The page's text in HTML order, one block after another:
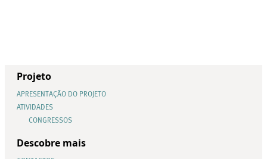
Projeto
APRESENTAÇÃO DO PROJETO
ATIVIDADES
CONGRESSOS
Descobre mais